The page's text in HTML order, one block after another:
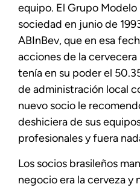
equipo. El Grupo
sociedad en junio de
ABInBev, que en esa
acciones de la cervecera
tenía en su poder el
de administración local
nuevo socio le
deshiciera de sus
profesionales y fuera
Los socios brasileños
negocio era la cerveza y